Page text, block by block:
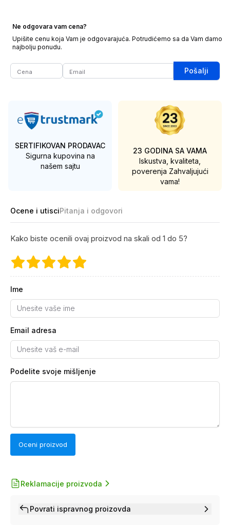
Ne odgovara vam cena?
Upišite cenu koja Vam je odgovarajuća. Potrudićemo sa da Vam damo
najbolju ponudu.
Pošalji
SERTIFIKOVAN PRODAVAC
Sigurna kupovina na
našem sajtu
23 GODINA SA VAMA
Iskustva, kvaliteta,
poverenja Zahvaljujući
vama!
Ocene i utisciPitanja i odgovori
Kako biste ocenili ovaj proizvod na skali od 1 do 5?
Ime
Email adresa
Podelite svoje mišljenje
Oceni proizvod
Reklamacije proizvoda
Povrati ispravnog proizovda